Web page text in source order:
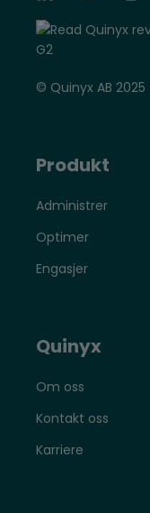
© Quinyx AB 2025
Produkt
Administrer
Optimer
Engasjer
Quinyx
Om oss
Kontakt oss
Karriere